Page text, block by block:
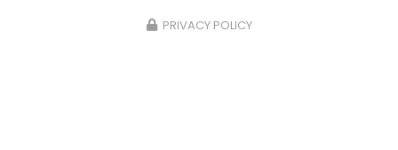
PRIVACY POLICY